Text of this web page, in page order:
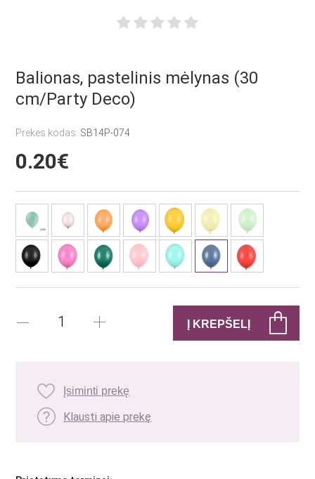
Balionas, pastelinis mėlynas (30
cm/Party Deco)
Prekės kodas: SB14P-074
0.20€
Įsiminti prekę
Klausti apie prekę